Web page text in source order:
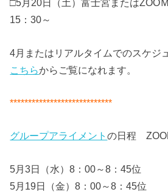
□5月20日（土）富士宮またはZOOＭ
15：30～
4月またはリアルタイムでのスケジ
こちらからご覧になれます。
****************************
グループアライメントの日程
5月3日（水）8：00～8：45位
5月19日（金）8：00～8：45位